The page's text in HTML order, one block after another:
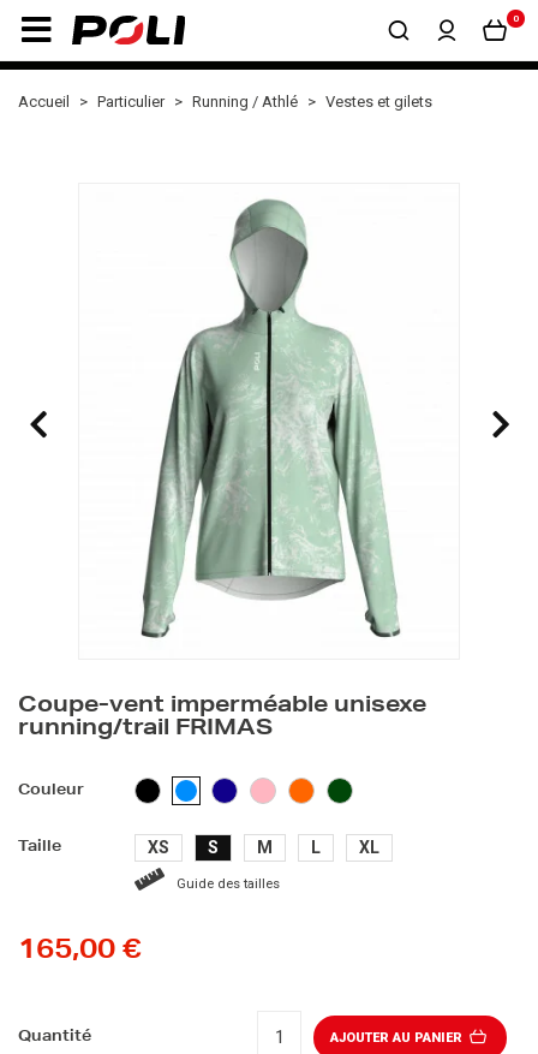
0
Accueil Particulier Running / Athlé Vestes et gilets
Coupe-vent imperméable unisexe
running/trail FRIMAS
Couleur NOIRBLEU
CLAIR
BLEU
FONCÉ
ROSEORANGEVERT
Taille XS S M L XL
Guide des tailles
165,00 €
Quantité AJOUTER AU PANIER